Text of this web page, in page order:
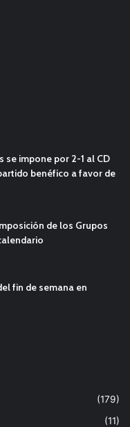
se impone por 2-1 al CD
benéfico a favor de
de los Grupos
fin de semana en
(179)
(11)